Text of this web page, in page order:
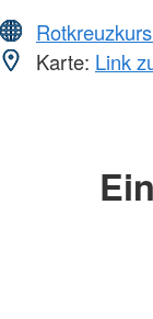
Karte: Link